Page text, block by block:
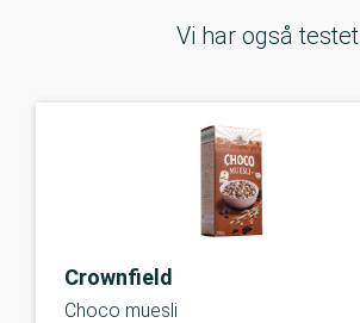
Vi har også testet
Crownfield
Choco muesli